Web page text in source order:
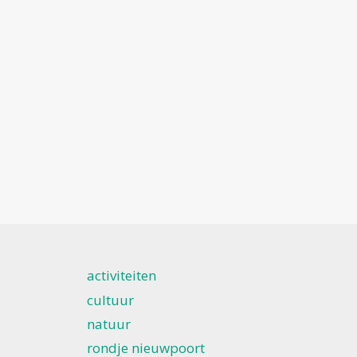
activiteiten
cultuur
natuur
rondje nieuwpoort